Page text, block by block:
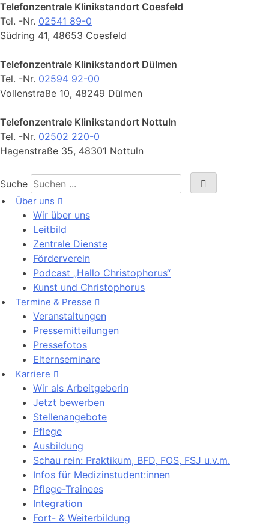
Telefonzentrale Klinikstandort Coesfeld
Tel. -Nr. 02541 89-0
Südring 41, 48653 Coesfeld
Telefonzentrale Klinikstandort Dülmen
Tel. -Nr. 02594 92-00
Vollenstraße 10, 48249 Dülmen
Telefonzentrale Klinikstandort Nottuln
Tel. -Nr. 02502 220-0
Hagenstraße 35, 48301 Nottuln
Suche
Über uns
Wir über uns
Leitbild
Zentrale Dienste
Förderverein
Podcast „Hallo Christophorus“
Kunst und Christophorus
Termine & Presse
Veranstaltungen
Pressemitteilungen
Pressefotos
Elternseminare
Karriere
Wir als Arbeitgeberin
Jetzt bewerben
Stellenangebote
Pflege
Ausbildung
Schau rein: Praktikum, BFD, FOS, FSJ u.v.m.
Infos für Medizinstudent:innen
Pflege-Trainees
Integration
Fort- & Weiterbildung